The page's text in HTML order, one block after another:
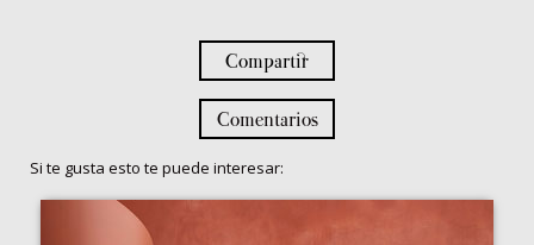
Compartir
Comentarios
Si te gusta esto te puede interesar: